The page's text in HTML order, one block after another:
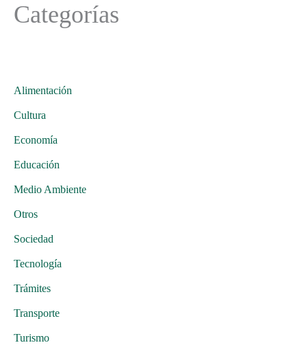
Categorías
Alimentación
Cultura
Economía
Educación
Medio Ambiente
Otros
Sociedad
Tecnología
Trámites
Transporte
Turismo